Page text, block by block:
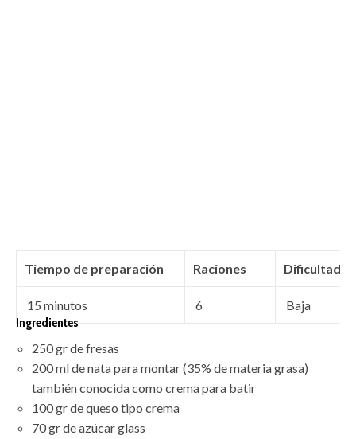
Tiempo de preparación Raciones Dificultad
15 minutos 6
Baja
Ingredientes
250 gr de fresas
200 ml de nata para montar (35% de materia grasa)
también conocida como crema para batir
100 gr de queso tipo crema
70 gr de azúcar glass